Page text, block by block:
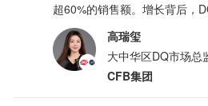
超60%的销售额。增长背后，
高瑞玺
大中华区DQ市场总
CFB集团